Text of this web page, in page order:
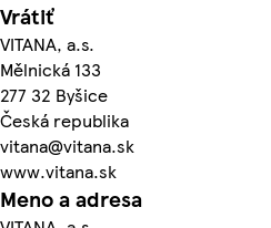
Vrátiť
VITANA, a.s.
Mělnická 133
277 32 Byšice
Česká republika
vitana@vitana.sk
www.vitana.sk
Meno a adresa